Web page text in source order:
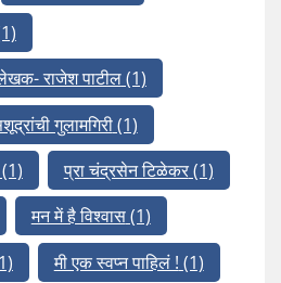
राजेश पाटील(1)
गुलामगिरी(1)
प्रा चंद्रसेन टिळेकर(1)
मन में है विश्वास(1)
मी एक स्वप्न पाहिलं ! (1)